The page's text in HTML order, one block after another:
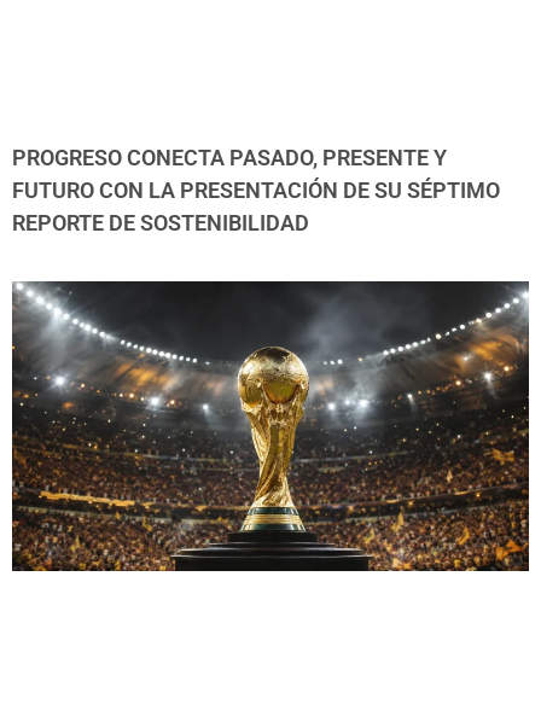
PROGRESO CONECTA PASADO, PRESENTE Y
FUTURO CON LA PRESENTACIÓN DE SU SÉPTIMO
REPORTE DE SOSTENIBILIDAD